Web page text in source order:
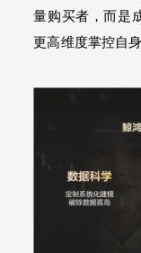
量购买者，而是
更高维度掌控自